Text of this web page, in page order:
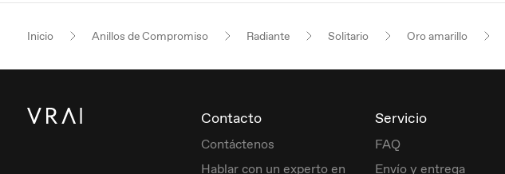
Inicio Anillos de Compromiso Radiante Solitario Oro amarillo
Contacto
Contáctenos
Hablar con un experto en
Servicio
FAQ
Envío y entrega